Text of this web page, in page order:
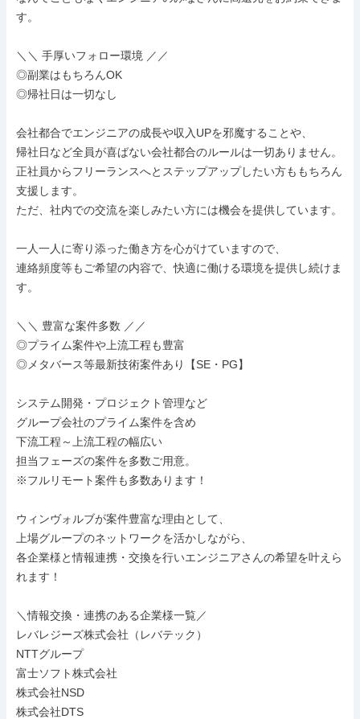
す。
＼＼ 手厚いフォロー環境 ／／
◎副業はもちろんOK
◎帰社日は一切なし
会社都合でエンジニアの成長や収入UPを邪魔することや、
帰社日など全員が喜ばない会社都合のルールは一切ありません。
正社員からフリーランスへとステップアップしたい方ももちろん
支援します。
ただ、社内での交流を楽しみたい方には機会を提供しています。
一人一人に寄り添った働き方を心がけていますので、
連絡頻度等もご希望の内容で、快適に働ける環境を提供し続けま
す。
＼＼ 豊富な案件多数 ／／
◎プライム案件や上流工程も豊富
◎メタバース等最新技術案件あり【SE・PG】
システム開発・プロジェクト管理など
グループ会社のプライム案件を含め
下流工程～上流工程の幅広い
担当フェーズの案件を多数ご用意。
※フルリモート案件も多数あります！
ウィンヴォルブが案件豊富な理由として、
上場グループのネットワークを活かしながら、
各企業様と情報連携・交換を行いエンジニアさんの希望を叶えら
れます！
＼情報交換・連携のある企業様一覧／
レバレジーズ株式会社（レバテック）
NTTグループ
富士ソフト株式会社
株式会社NSD
株式会社DTS